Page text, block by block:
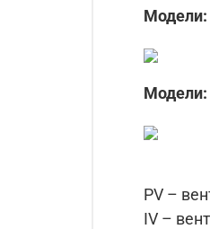
Модели:
Модели:
PV –
IV –